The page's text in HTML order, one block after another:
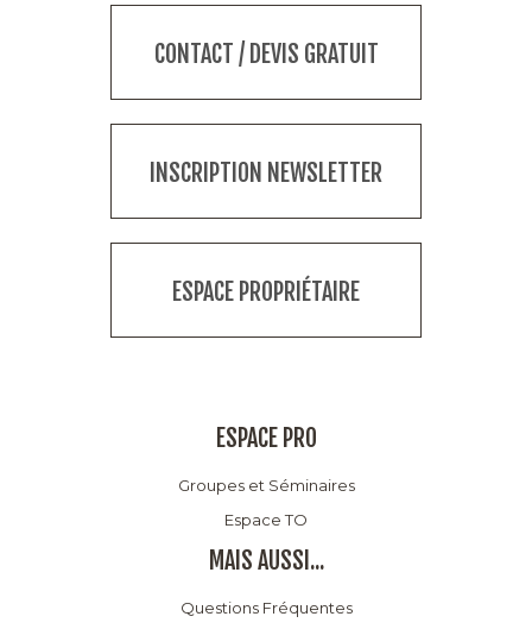
CONTACT / DEVIS GRATUIT
INSCRIPTION NEWSLETTER
ESPACE PROPRIÉTAIRE
ESPACE PRO
Groupes et Séminaires
Espace TO
MAIS AUSSI...
Questions Fréquentes